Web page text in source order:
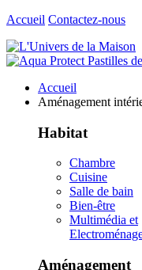
Accueil Contactez-nous
Accueil
Aménagement
Habitat
Chambre
Cuisine
Salle de bain
Bien-être
Multimédia et
Aménagement